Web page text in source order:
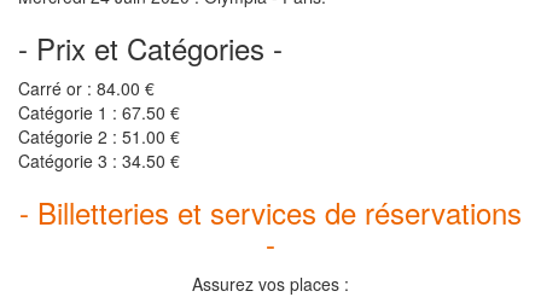
- Prix et Catégories -
Carré or : 84.00 €
Catégorie 1 : 67.50 €
Catégorie 2 : 51.00 €
Catégorie 3 : 34.50 €
- Billetteries et services de réservations
-
Assurez vos places :